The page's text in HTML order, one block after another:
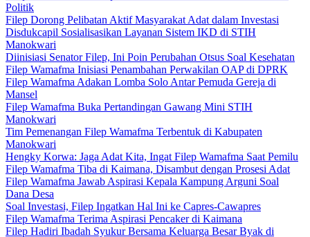
Politik
Filep Dorong Pelibatan Aktif Masyarakat Adat dalam Investasi
Disdukcapil Sosialisasikan Layanan Sistem IKD di STIH
Manokwari
Diinisiasi Senator Filep, Ini Poin Perubahan Otsus Soal Kesehatan
Filep Wamafma Inisiasi Penambahan Perwakilan OAP di DPRK
Filep Wamafma Adakan Lomba Solo Antar Pemuda Gereja di
Mansel
Filep Wamafma Buka Pertandingan Gawang Mini STIH
Manokwari
Tim Pemenangan Filep Wamafma Terbentuk di Kabupaten
Manokwari
Hengky Korwa: Jaga Adat Kita, Ingat Filep Wamafma Saat Pemilu
Filep Wamafma Tiba di Kaimana, Disambut dengan Prosesi Adat
Filep Wamafma Jawab Aspirasi Kepala Kampung Arguni Soal
Dana Desa
Soal Investasi, Filep Ingatkan Hal Ini ke Capres-Cawapres
Filep Wamafma Terima Aspirasi Pencaker di Kaimana
Filep Hadiri Ibadah Syukur Bersama Keluarga Besar Byak di